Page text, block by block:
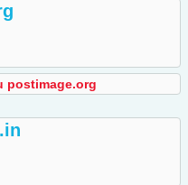
postimage.org